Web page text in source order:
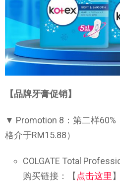
【品牌牙膏促销】
▼ Promotion 8：第二样60%
格介于RM15.88）
COLGATE Total
购买链接：【 点击这里 】